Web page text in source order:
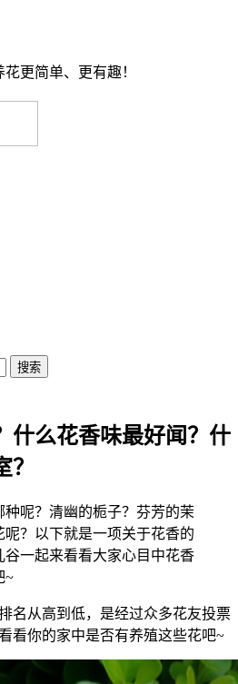
更简单、更有趣！
搜索
什么花香味最好闻？什
呢？清幽的栀子？芬芳的茉
呢？以下就是一项关于花香的
谷一起来看看大家心目中花香
~
名从高到低，是经过众多花友投票
看你的家中是否有养殖这些花吧~